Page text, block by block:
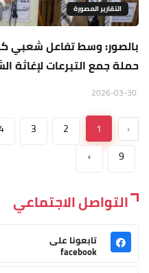
التقارير المصورة
بالصور: وسط تفاعل شعبي
حملة جمع التبرعات لإغاثة
‹
1
2
3
9
›
التواصل الاجتماعي
تابعونا على
facebook